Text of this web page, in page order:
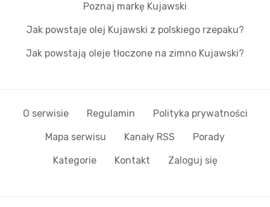
Poznaj markę Kujawski
Jak powstaje olej Kujawski z polskiego rzepaku?
Jak powstają oleje tłoczone na zimno Kujawski?
O serwisie Regulamin Polityka prywatności
Mapa serwisu Kanały RSS Porady
Kategorie Kontakt Zaloguj się